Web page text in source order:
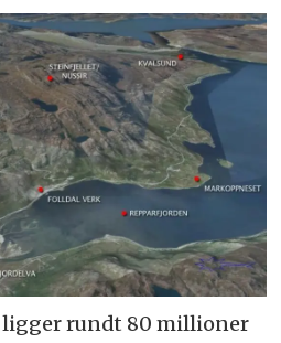
ligger rundt 80 millioner